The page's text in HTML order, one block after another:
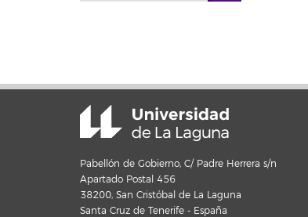
Pabellón de Gobierno, C/ Padre Herrera s/n
Apartado Postal 456
38200, San Cristóbal de La Laguna
Santa Cruz de Tenerife - España